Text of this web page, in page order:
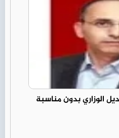
الوزاري بدون مناسبة